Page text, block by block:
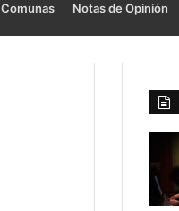
Comunas Notas de Opinión